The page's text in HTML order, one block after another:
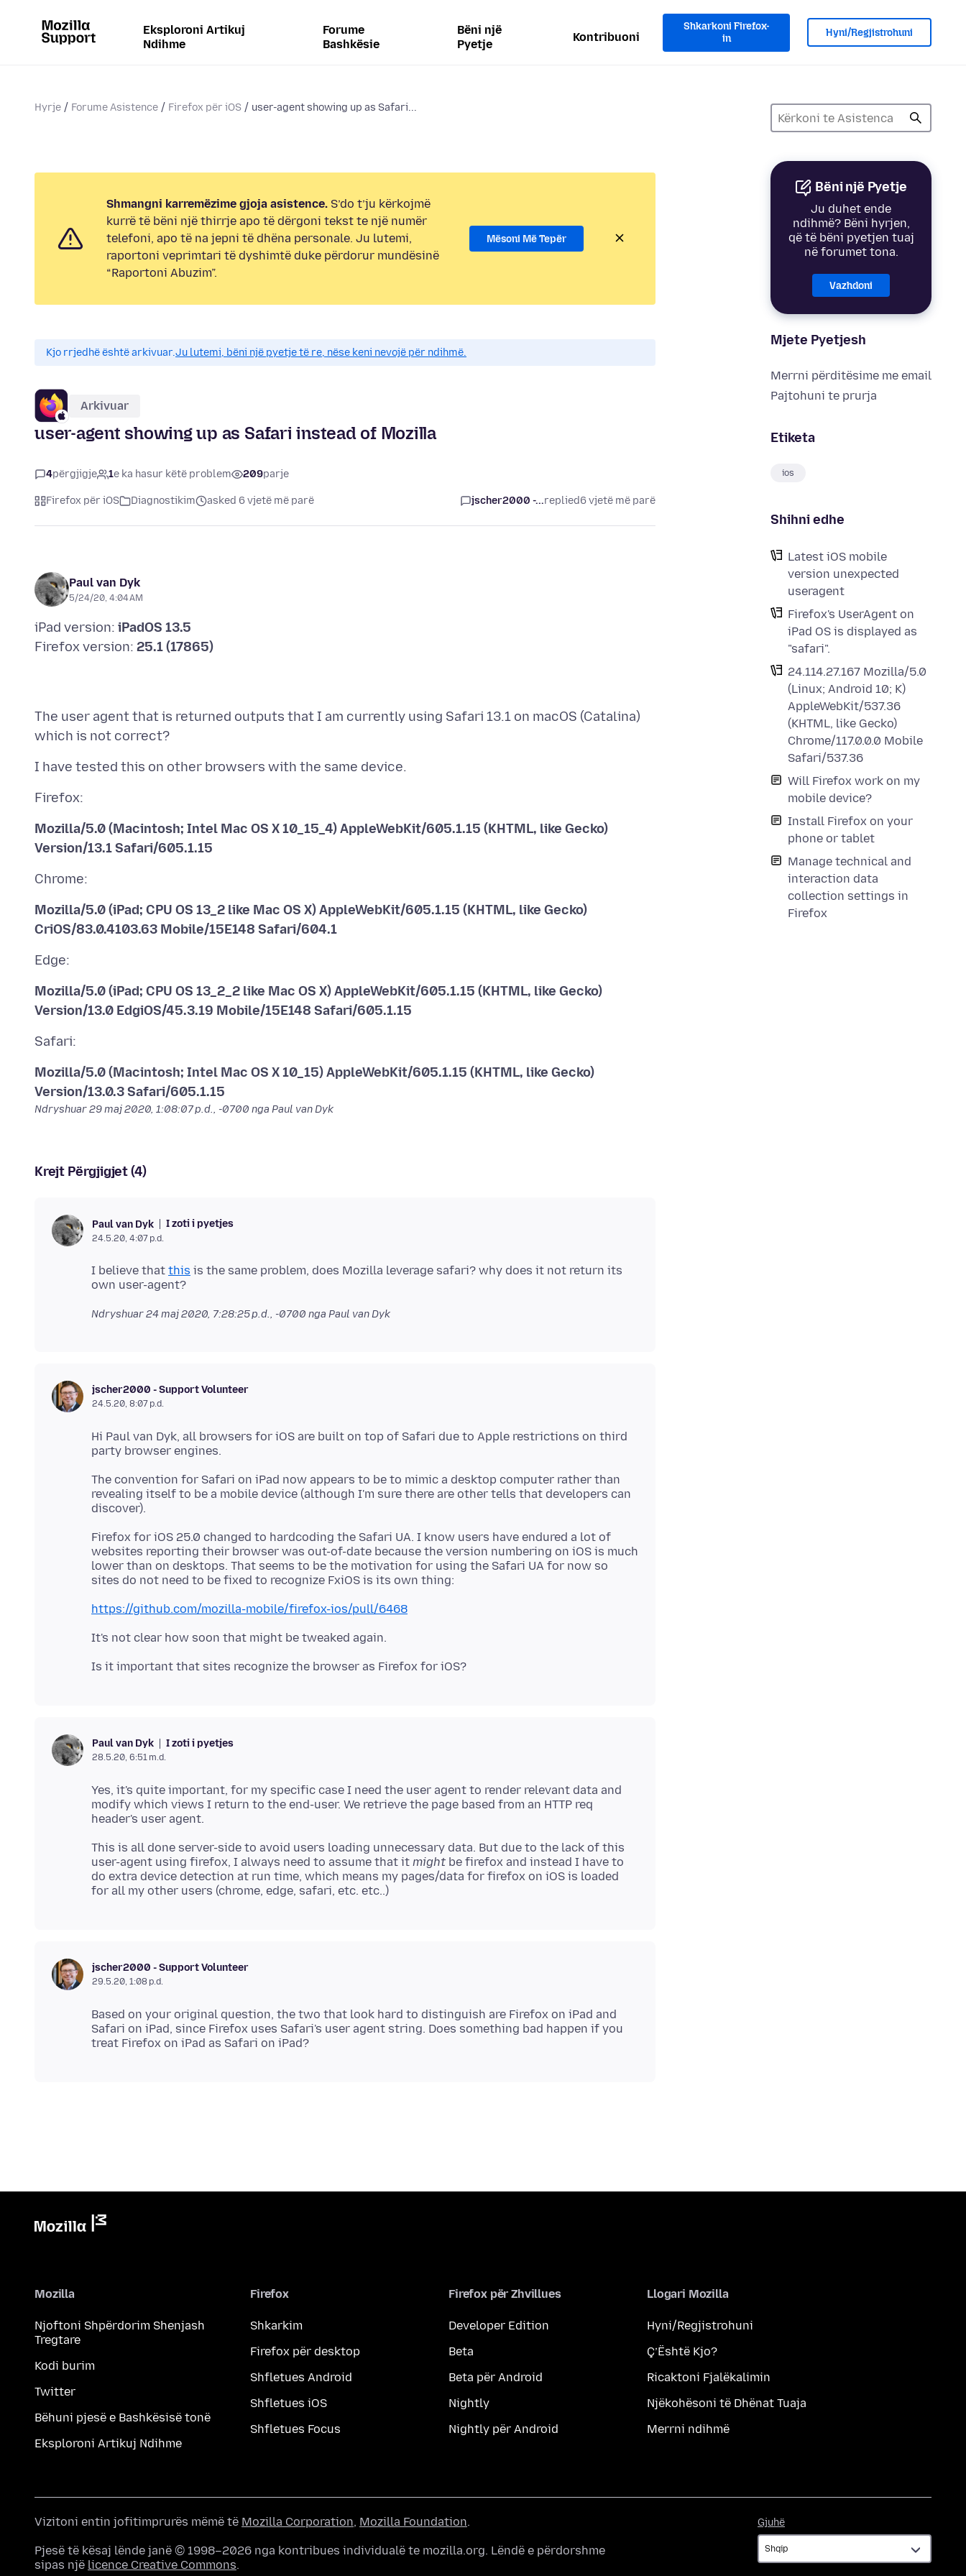
Eksploroni Artikuj
Ndihme
Forume
Bashkësie
Bëni një
Pyetje
Kontribuoni
Shkarkoni Firefox-
in
Hyni/Regjistrohuni
Hyrje Forume Asistence Firefox për iOS user-agent showing up as Safari...
Bëni një Pyetje
Ju duhet ende
ndihmë? Bëni hyrjen,
që të bëni pyetjen tuaj
në forumet tona.
Vazhdoni
Mjete Pyetjesh
Merrni përditësime me email
Pajtohuni te prurja
Etiketa
ios
Shihni edhe
Latest iOS mobile
version unexpected
useragent
Firefox's UserAgent on
iPad OS is displayed as
"safari".
24.114.27.167 Mozilla/5.0
(Linux; Android 10; K)
AppleWebKit/537.36
(KHTML, like Gecko)
Chrome/117.0.0.0 Mobile
Safari/537.36
Will Firefox work on my
mobile device?
Install Firefox on your
phone or tablet
Manage technical and
interaction data
collection settings in
Firefox
Shmangni karremëzime gjoja asistence. S’do t’ju kërkojmë
kurrë të bëni një thirrje apo të dërgoni tekst te një numër
telefoni, apo të na jepni të dhëna personale. Ju lutemi,
raportoni veprimtari të dyshimtë duke përdorur mundësinë
“Raportoni Abuzim”.
Mësoni Më Tepër
Kjo rrjedhë është arkivuar.Ju lutemi, bëni një pyetje të re, nëse keni nevojë për ndihmë.
Arkivuar
user-agent showing up as Safari instead of Mozilla
4përgjigje 1e ka hasur këtë problem 209parje
Firefox për iOS Diagnostikim asked 6 vjetë më parë jscher2000 -...replied6 vjetë më parë
Paul van Dyk
5/24/20, 4:04 AM
iPad version: iPadOS 13.5
Firefox version: 25.1 (17865)
The user agent that is returned outputs that I am currently using Safari 13.1 on macOS (Catalina)
Mozilla/5.0 (Macintosh; Intel Mac OS X 10_15_4) AppleWebKit/605.1.15 (KHTML, like Gecko)
Version/13.1 Safari/605.1.15
Mozilla/5.0 (iPad; CPU OS 13_2 like Mac OS X) AppleWebKit/605.1.15 (KHTML, like Gecko)
CriOS/83.0.4103.63 Mobile/15E148 Safari/604.1
Mozilla/5.0 (iPad; CPU OS 13_2_2 like Mac OS X) AppleWebKit/605.1.15 (KHTML, like Gecko)
Version/13.0 EdgiOS/45.3.19 Mobile/15E148 Safari/605.1.15
Mozilla/5.0 (Macintosh; Intel Mac OS X 10_15) AppleWebKit/605.1.15 (KHTML, like Gecko)
Version/13.0.3 Safari/605.1.15
Ndryshuar29 maj 2020, 1:08:07 p.d., -0700 nga Paul van Dyk
Krejt Përgjigjet (4)
Paul van Dyk I zoti i pyetjes
24.5.20, 4:07 p.d.
I believe that this is the same problem, does Mozilla leverage safari? why does it not return its
Ndryshuar24 maj 2020, 7:28:25 p.d., -0700 nga Paul van Dyk
jscher2000 - Support Volunteer
24.5.20, 8:07 p.d.
Hi Paul van Dyk, all browsers for iOS are built on top of Safari due to Apple restrictions on third
The convention for Safari on iPad now appears to be to mimic a desktop computer rather than
revealing itself to be a mobile device (although I'm sure there are other tells that developers can
Firefox for iOS 25.0 changed to hardcoding the Safari UA. I know users have endured a lot of
websites reporting their browser was out-of-date because the version numbering on iOS is much
lower than on desktops. That seems to be the motivation for using the Safari UA for now so
https://github.com/mozilla-mobile/firefox-ios/pull/6468
Paul van Dyk I zoti i pyetjes
28.5.20, 6:51 m.d.
Yes, it's quite important, for my specific case I need the user agent to render relevant data and
modify which views I return to the end-user. We retrieve the page based from an HTTP req
This is all done server-side to avoid users loading unnecessary data. But due to the lack of this
user-agent using firefox, I always need to assume that it might be firefox and instead I have to
do extra device detection at run time, which means my pages/data for firefox on iOS is loaded
jscher2000 - Support Volunteer
29.5.20, 1:08 p.d.
Based on your original question, the two that look hard to distinguish are Firefox on iPad and
Safari on iPad, since Firefox uses Safari's user agent string. Does something bad happen if you
Mozilla
Njoftoni Shpërdorim Shenjash
Tregtare
Kodi burim
Twitter
Bëhuni pjesë e Bashkësisë tonë
Eksploroni Artikuj Ndihme
Firefox
Shkarkim
Firefox për desktop
Shfletues Android
Shfletues iOS
Shfletues Focus
Firefox për Zhvillues
Developer Edition
Beta
Beta për Android
Nightly
Nightly për Android
Llogari Mozilla
Hyni/Regjistrohuni
Ç’Është Kjo?
Ricaktoni Fjalëkalimin
Njëkohësoni të Dhënat Tuaja
Merrni ndihmë
Gjuhë
Vizitoni entin jofitimprurës mëmë të Mozilla Corporation, Mozilla Foundation.
Pjesë të kësaj lënde janë © 1998–2026 nga kontribues individualë te mozilla.org. Lëndë e përdorshme
sipas një licence Creative Commons.